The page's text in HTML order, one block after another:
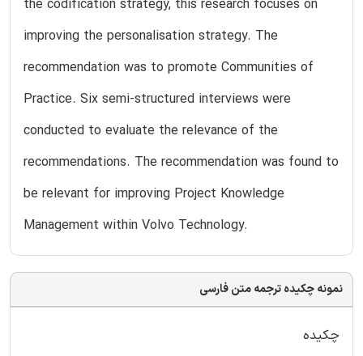
the codification strategy, this research focuses on
improving the personalisation strategy. The
recommendation was to promote Communities of
Practice. Six semi-structured interviews were
conducted to evaluate the relevance of the
recommendations. The recommendation was found to
be relevant for improving Project Knowledge
Management within Volvo Technology.
نمونه چکیده ترجمه متن فارسی
چکیده